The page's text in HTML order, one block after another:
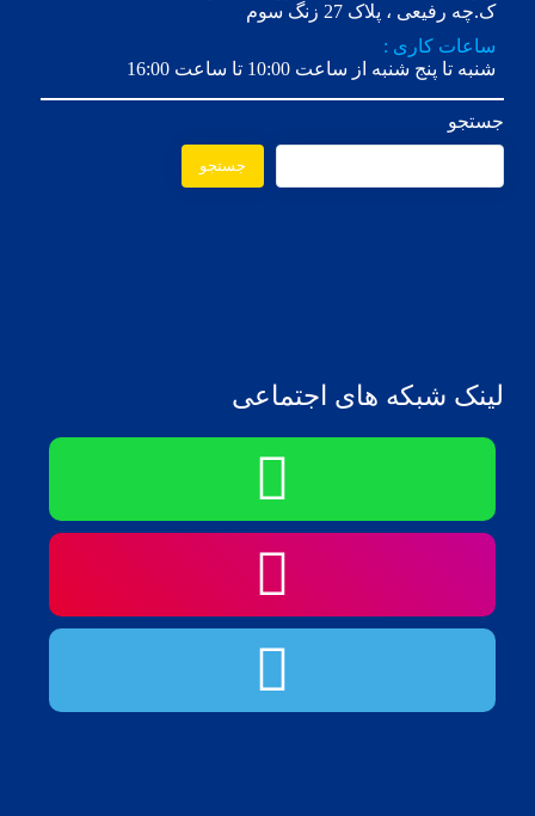
ک.چه رفیعی ، پلاک 27 زنگ سوم
ساعات کاری :
شنبه تا پنج شنبه از ساعت 10:00 تا ساعت 16:00
جستجو
جستجو
لینک شبکه های اجتماعی